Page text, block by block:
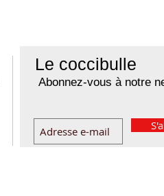
Le coccibulle
Abonnez-vous à notre